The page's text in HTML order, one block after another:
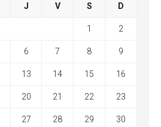
J V S D
1 2
6 7 8 9
13 14 15 16
20 21 22 23
27 28 29 30